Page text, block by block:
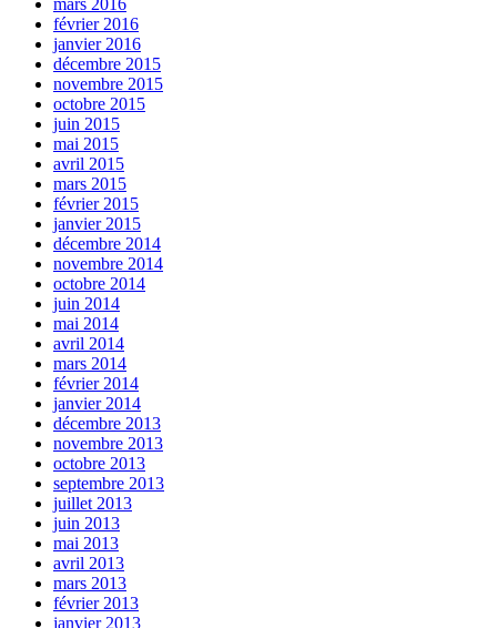
février 2016
janvier 2016
décembre 2015
novembre 2015
octobre 2015
juin 2015
mai 2015
avril 2015
mars 2015
février 2015
janvier 2015
décembre 2014
novembre 2014
octobre 2014
juin 2014
mai 2014
avril 2014
mars 2014
février 2014
janvier 2014
décembre 2013
novembre 2013
octobre 2013
septembre 2013
juillet 2013
juin 2013
mai 2013
avril 2013
mars 2013
février 2013
janvier 2013